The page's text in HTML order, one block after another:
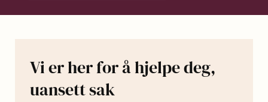
Vi er her for å hjelpe deg,
uansett sak
avgift